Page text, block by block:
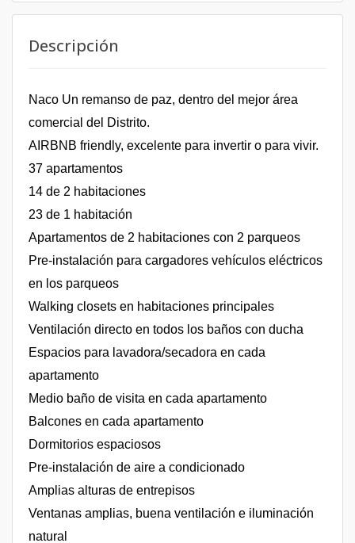
Descripción
Naco Un remanso de paz, dentro del mejor área
comercial del Distrito.
AIRBNB friendly, excelente para invertir o para vivir.
37 apartamentos
14 de 2 habitaciones
23 de 1 habitación
Apartamentos de 2 habitaciones con 2 parqueos
Pre-instalación para cargadores vehículos eléctricos
en los parqueos
Walking closets en habitaciones principales
Ventilación directo en todos los baños con ducha
Espacios para lavadora/secadora en cada
apartamento
Medio baño de visita en cada apartamento
Balcones en cada apartamento
Dormitorios espaciosos
Pre-instalación de aire a condicionado
Amplias alturas de entrepisos
Ventanas amplias, buena ventilación e iluminación
natural